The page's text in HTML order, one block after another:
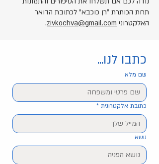
תחת הכותרת "רן כוכבא" לכתובת הדואר
האלקטרוני zivkochva@gmail.com
.
כתבו לנו...
שם מלא
כתובת אלקטרונית *
נושא